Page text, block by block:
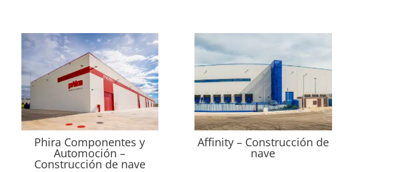
Phira Componentes y
Automoción –
Construcción de nave
Affinity – Construcción de
nave